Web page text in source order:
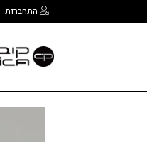
התחברות